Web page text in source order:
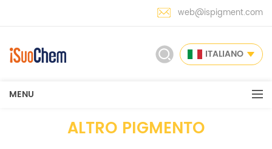
web@ispigment.com
ITALIANO
MENU
ALTRO PIGMENTO